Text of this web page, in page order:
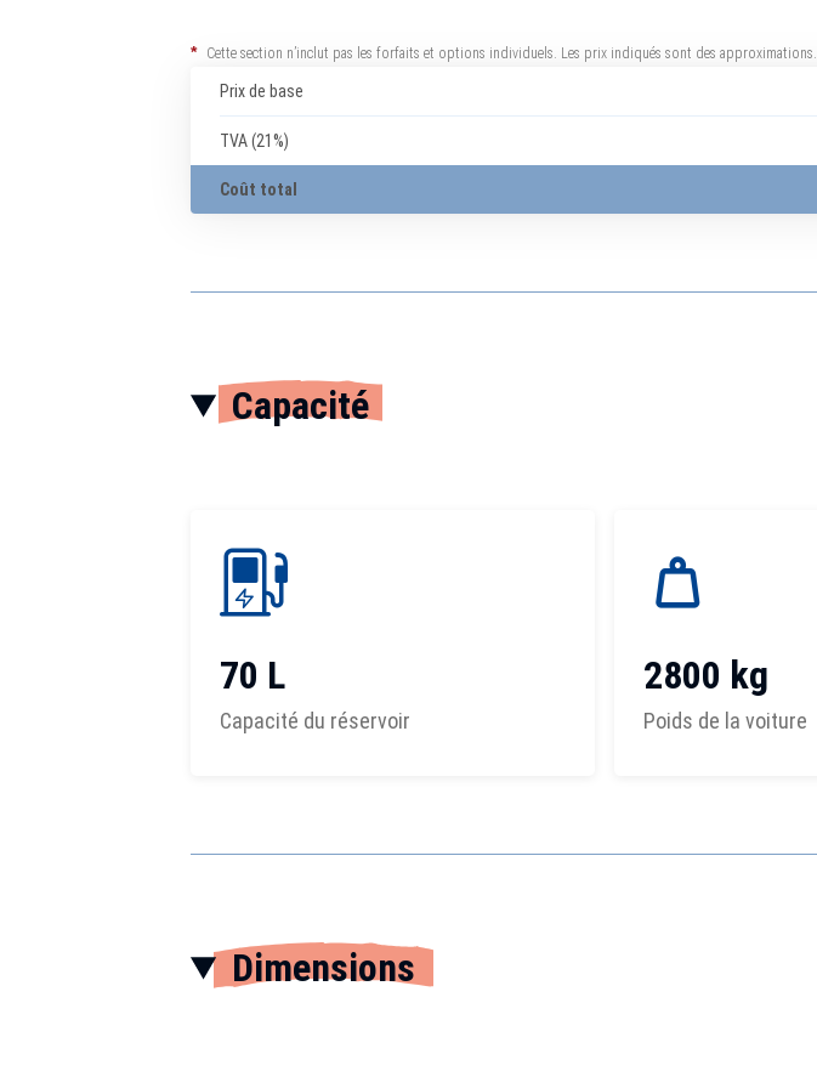
* Cette section n’inclut pas les forfaits et options individuels. Les prix indiqués sont des approximations.
Prix de base
TVA (21%)
Coût total
Capacité
70 L
Capacité du réservoir
2800 kg
Poids de la voiture
Dimensions